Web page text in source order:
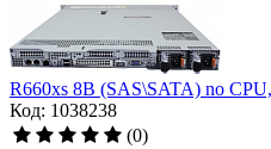
R660xs 8B (SAS\SATA) no
Код: 1038238
(0)